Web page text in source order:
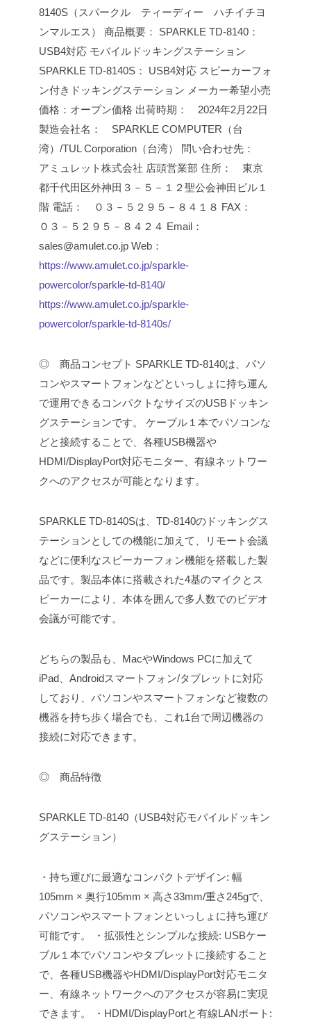
8140S（スパークル ティーディー ハチイチヨ
ンマルエス）
商品概要：
SPARKLE TD-8140：
USB4対応 モバイルドッキングステーション
SPARKLE TD-8140S： USB4対応 スピーカーフォ
ン付きドッキングステーション メーカー希望小売
価格：オープン価格 出荷時期： 2024年2月22日
製造会社名： SPARKLE COMPUTER（台
湾）/TUL Corporation（台湾）
問い合わせ先：
アミュレット株式会社 店頭営業部 住所： 東京
都千代田区外神田３－５－１２聖公会神田ビル１
階 電話： ０３－５２９５－８４１８ FAX：
０３－５２９５－８４２４ Email：
sales@amulet.co.jp Web：
https://www.amulet.co.jp/sparkle-
powercolor/sparkle-td-8140/
https://www.amulet.co.jp/sparkle-
powercolor/sparkle-td-8140s/
◎ 商品コンセプト SPARKLE TD-8140は、パソ
コンやスマートフォンなどといっしょに持ち運ん
で運用できるコンパクトなサイズのUSBドッキン
グステーションです。
ケーブル１本でパソコンな
どと接続することで、各種USB機器や
HDMI/DisplayPort対応モニター、有線ネットワー
クへのアクセスが可能となります。
SPARKLE TD-8140Sは、TD-8140のドッキングス
テーションとしての機能に加えて、リモート会議
などに便利なスピーカーフォン機能を搭載した製
品です。製品本体に搭載された4基のマイクとス
ピーカーにより、本体を囲んで多人数でのビデオ
会議が可能です。
どちらの製品も、MacやWindows PCに加えて
iPad、Androidスマートフォン/タブレットに対応
しており、パソコンやスマートフォンなど複数の
機器を持ち歩く場合でも、これ1台で周辺機器の
接続に対応できます。
◎ 商品特徴
SPARKLE TD-8140（USB4対応モバイルドッキン
グステーション）
・持ち運びに最適なコンパクトデザイン: 幅
105mm × 奥行105mm × 高さ33mm/重さ245gで、
パソコンやスマートフォンといっしょに持ち運び
可能です。
・拡張性とシンプルな接続: USBケー
ブル１本でパソコンやタブレットに接続すること
で、各種USB機器やHDMI/DisplayPort対応モニタ
ー、有線ネットワークへのアクセスが容易に実現
できます。
・HDMI/DisplayPortと有線LANポート: